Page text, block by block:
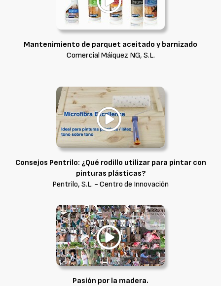
Mantenimiento de parquet aceitado y barnizado
Comercial Máiquez NG, S.L.
Consejos Pentrilo: ¿Qué rodillo utilizar para pintar con
pinturas plásticas?
Pentrilo, S.L. - Centro de Innovación
Pasión por la madera.